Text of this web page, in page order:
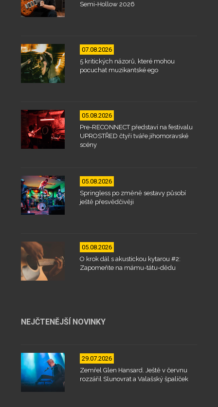
Semi-Hollow 2026
07.08.2026
5 kritických názorů, které mohou
pocuchat muzikantské ego
05.08.2026
Pre-RECONNECT představí na festivalu
UPROSTŘED čtyři tváře jihomoravské
scény
05.08.2026
Springless po změně sestavy působí
ještě přesvědčivěji
05.08.2026
O krok dál s akustickou kytarou #2:
Zapomeňte na mámu-tátu-dědu
NEJČTENĚJŠÍ NOVINKY
29.07.2026
Zemřel Glen Hansard. Ještě v červnu
rozzářil Slunovrat a Valašský špalíček